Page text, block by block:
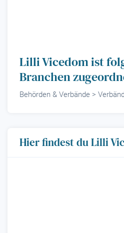
Lilli Vicedom ist
Branchen
Behörden & Verbände >
Hier findest du Lilli